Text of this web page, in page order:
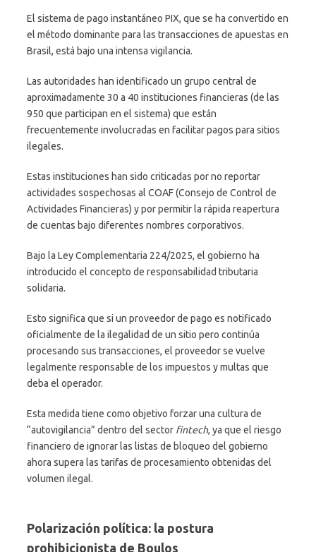
El sistema de pago instantáneo PIX, que se ha convertido en
el método dominante para las transacciones de apuestas en
Brasil, está bajo una intensa vigilancia.
Las autoridades han identificado un grupo central de
aproximadamente 30 a 40 instituciones financieras (de las
950 que participan en el sistema) que están
frecuentemente involucradas en facilitar pagos para sitios
ilegales.
Estas instituciones han sido criticadas por no reportar
actividades sospechosas al COAF (Consejo de Control de
Actividades Financieras) y por permitir la rápida reapertura
de cuentas bajo diferentes nombres corporativos.
Bajo la Ley Complementaria 224/2025, el gobierno ha
introducido el concepto de responsabilidad tributaria
solidaria.
Esto significa que si un proveedor de pago es notificado
oficialmente de la ilegalidad de un sitio pero continúa
procesando sus transacciones, el proveedor se vuelve
legalmente responsable de los impuestos y multas que
deba el operador.
Esta medida tiene como objetivo forzar una cultura de
“autovigilancia” dentro del sector fintech, ya que el riesgo
financiero de ignorar las listas de bloqueo del gobierno
ahora supera las tarifas de procesamiento obtenidas del
volumen ilegal.
Polarización política: la postura
prohibicionista de Boulos